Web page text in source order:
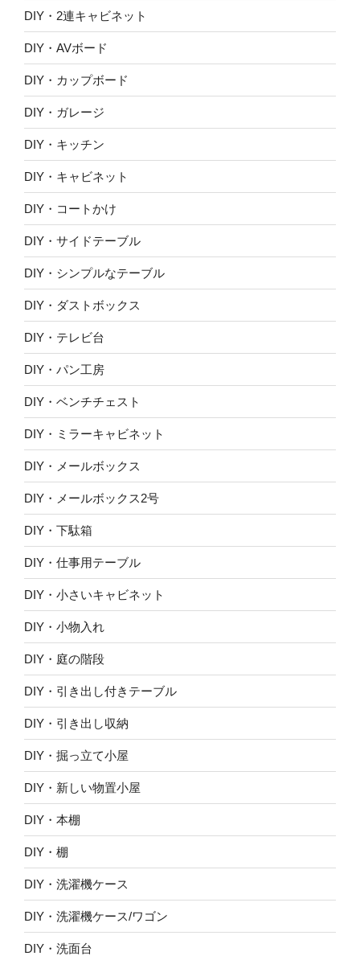
DIY・2連キャビネット
DIY・AVボード
DIY・カップボード
DIY・ガレージ
DIY・キッチン
DIY・キャビネット
DIY・コートかけ
DIY・サイドテーブル
DIY・シンプルなテーブル
DIY・ダストボックス
DIY・テレビ台
DIY・パン工房
DIY・ベンチチェスト
DIY・ミラーキャビネット
DIY・メールボックス
DIY・メールボックス2号
DIY・下駄箱
DIY・仕事用テーブル
DIY・小さいキャビネット
DIY・小物入れ
DIY・庭の階段
DIY・引き出し付きテーブル
DIY・引き出し収納
DIY・掘っ立て小屋
DIY・新しい物置小屋
DIY・本棚
DIY・棚
DIY・洗濯機ケース
DIY・洗濯機ケース/ワゴン
DIY・洗面台